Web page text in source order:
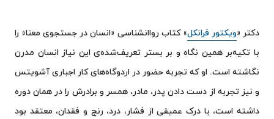
اشتباهات یک زن؛ جلد اول
مادر خوب و مادر بد
والدین سمی
چگونه یک فرد را مثل یک کتاب بخوانیم؟
دکتر «ویکتور فرانکل» کتاب رواانشناسی «انسان در جستجوی معنا» را
با تکیه‌بر همین نگاه و بر بستر تعریف‌شده‌ی این نیاز انسان مدرن
نگاشته است. او که تجربه حضور در اردوگاه‌های کار اجباری آشویتس
و نیز تجربه از دست دادن پدر، مادر، همسر و برادرش را در همان دوره
داشته است، با درک عمیقی از فشار، درد، رنج و فقدان، معتقد بود